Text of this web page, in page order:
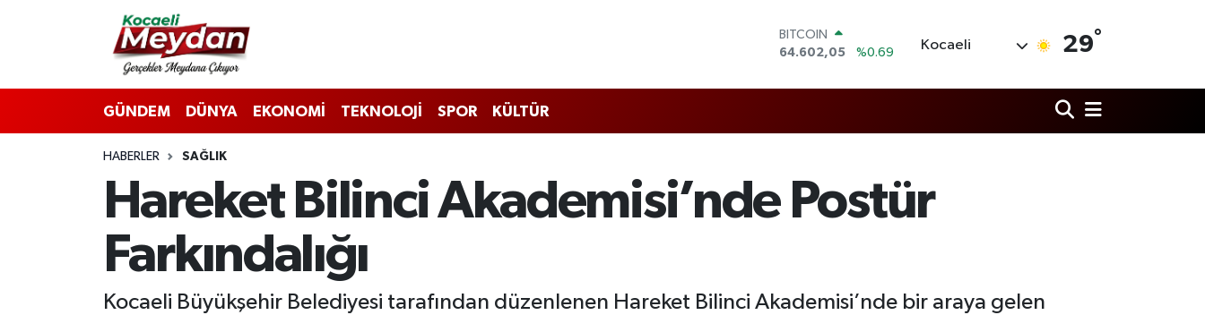
DOLAR
47,5986
%0.06
55,0700
%0.1
BİST100
13.768
%48
BITCOIN
Kocaeli 29°
GÜNDEM DÜNYA EKONOMİ TEKNOLOJİ SPOR KÜLTÜR
HABERLER SAĞLIK
Hareket Bilinci Akademisi’nde Postür
Farkındalığı
Kocaeli Büyükşehir Belediyesi tarafından düzenlenen Hareket Bilinci Akademisi’nde bir araya gelen
Nöbetçi Eczaneler
Hava Durumu
Trafik Durumu
Süper Lig Puan Durumu ve Fikstür
Tüm Manşetler
Son Dakika Haberleri